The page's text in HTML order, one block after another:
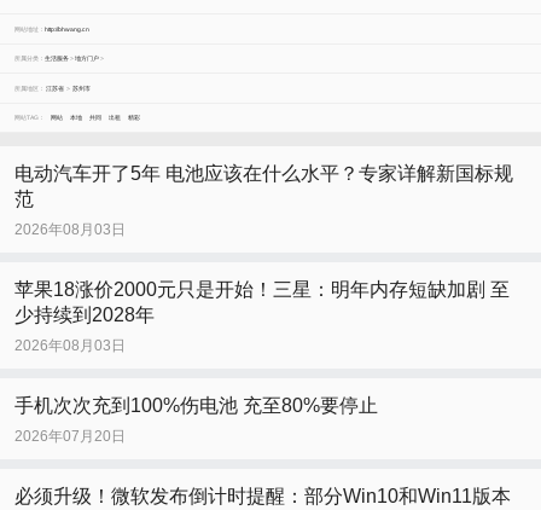
网站地址： http://bhwang.cn
所属分类： 生活服务>地方门户>
所属地区： 江苏省> 苏州市
网站TAG： 网站 本地 共同 出租 精彩
电动汽车开了5年 电池应该在什么水平？专家详解新国标规
范
2026年08月03日
苹果18涨价2000元只是开始！三星：明年内存短缺加剧 至
少持续到2028年
2026年08月03日
手机次次充到100%伤电池 充至80%要停止
2026年07月20日
必须升级！微软发布倒计时提醒：部分Win10和Win11版本